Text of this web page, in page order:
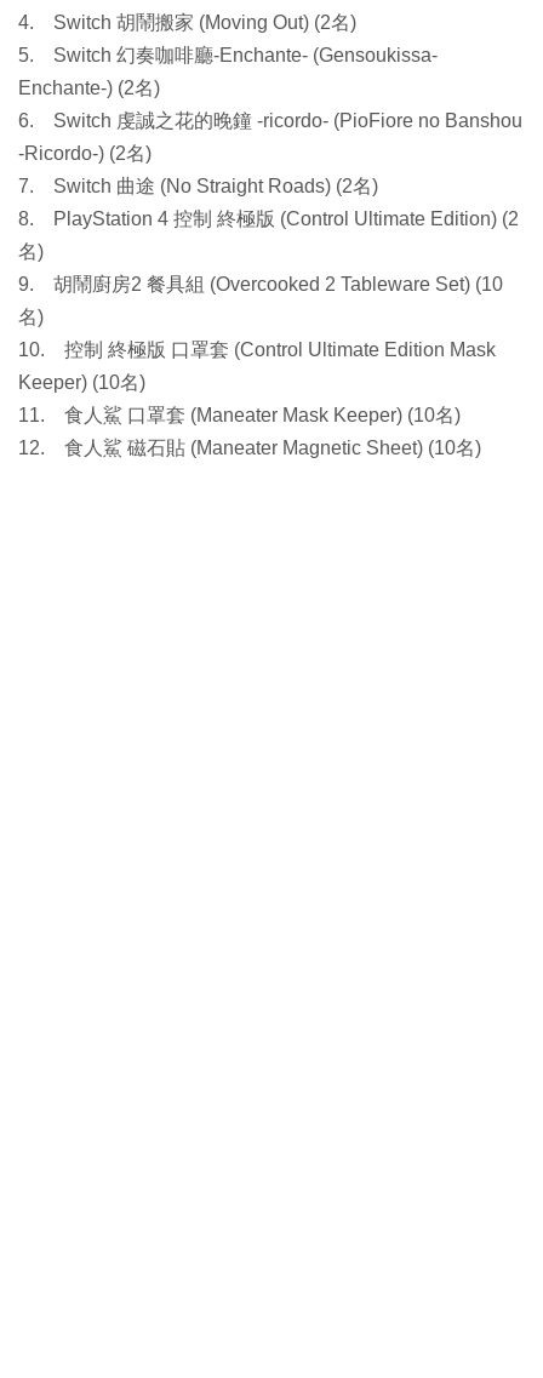
4. Switch 胡鬧搬家 (Moving Out) (2名)
5. Switch 幻奏咖啡廳-Enchante- (Gensoukissa-
Enchante-) (2名)
6. Switch 虔誠之花的晚鐘 -ricordo- (PioFiore no Banshou
-Ricordo-) (2名)
7. Switch 曲途 (No Straight Roads) (2名)
8. PlayStation 4 控制 終極版 (Control Ultimate Edition) (2
名)
9. 胡鬧廚房2 餐具組 (Overcooked 2 Tableware Set) (10
名)
10. 控制 終極版 口罩套 (Control Ultimate Edition Mask
Keeper) (10名)
11. 食人鯊 口罩套 (Maneater Mask Keeper) (10名)
12. 食人鯊 磁石貼 (Maneater Magnetic Sheet) (10名)